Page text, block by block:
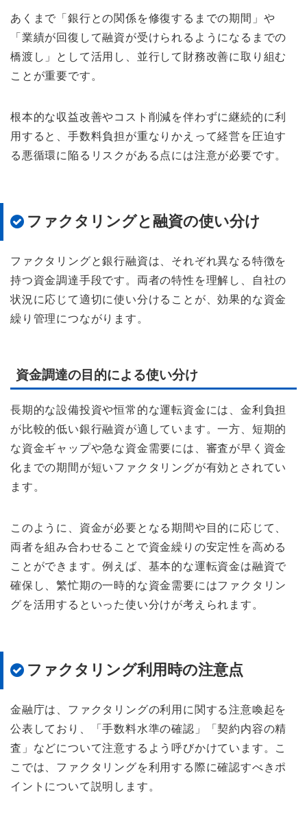
あくまで「銀行との関係を修復するまでの期間」や
「業績が回復して融資が受けられるようになるまでの
橋渡し」として活用し、並行して財務改善に取り組む
ことが重要です。
根本的な収益改善やコスト削減を伴わずに継続的に利
用すると、手数料負担が重なりかえって経営を圧迫す
る悪循環に陥るリスクがある点には注意が必要です。
ファクタリングと融資の使い分け
ファクタリングと銀行融資は、それぞれ異なる特徴を
持つ資金調達手段です。両者の特性を理解し、自社の
状況に応じて適切に使い分けることが、効果的な資金
繰り管理につながります。
資金調達の目的による使い分け
長期的な設備投資や恒常的な運転資金には、金利負担
が比較的低い銀行融資が適しています。一方、短期的
な資金ギャップや急な資金需要には、審査が早く資金
化までの期間が短いファクタリングが有効とされてい
ます。
このように、資金が必要となる期間や目的に応じて、
両者を組み合わせることで資金繰りの安定性を高める
ことができます。例えば、基本的な運転資金は融資で
確保し、繁忙期の一時的な資金需要にはファクタリン
グを活用するといった使い分けが考えられます。
ファクタリング利用時の注意点
金融庁は、ファクタリングの利用に関する注意喚起を
公表しており、「手数料水準の確認」「契約内容の精
査」などについて注意するよう呼びかけています。こ
こでは、ファクタリングを利用する際に確認すべきポ
イントについて説明します。